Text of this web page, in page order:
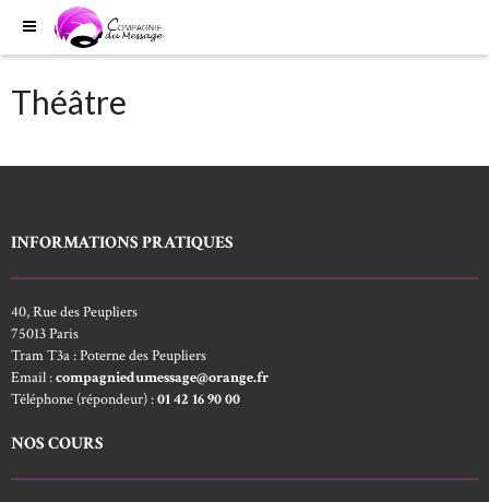
Théâtre
INFORMATIONS PRATIQUES
40, Rue des Peupliers
75013 Paris
Tram T3a : Poterne des Peupliers
Email :compagniedumessage@orange.fr
Téléphone (répondeur) :01 42 16 90 00
NOS COURS